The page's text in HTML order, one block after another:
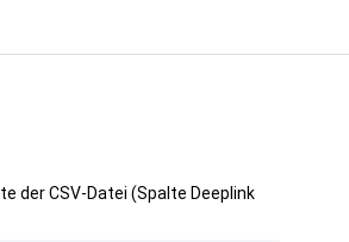
der CSV-Datei (Spalte Deeplink